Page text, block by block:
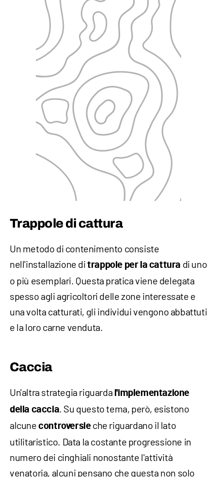
Trappole di cattura
Un metodo di contenimento consiste
nell'installazione ditrappole per la cattura di uno
o più esemplari. Questa pratica viene delegata
spesso agli agricoltori delle zone interessate e
una volta catturati, gli individui vengono abbattuti
e la loro carne venduta.
Caccia
Un'altra strategia riguarda l'implementazione
della caccia. Su questo tema, però, esistono
alcunecontroversieche riguardano il lato
utilitaristico. Data la costante progressione in
numero dei cinghiali nonostante l'attività
venatoria, alcuni pensano che questa non solo